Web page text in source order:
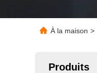
À la maison >
Produits